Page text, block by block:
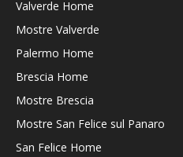
Valverde Home
Mostre Valverde
Palermo Home
Brescia Home
Mostre Brescia
Mostre San Felice sul Panaro
San Felice Home